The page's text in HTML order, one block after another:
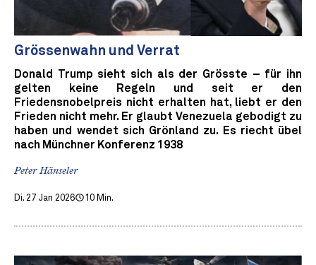
Grössenwahn und Verrat
Donald Trump sieht sich als der Grösste – für ihn
gelten keine Regeln und seit er den
Friedensnobelpreis nicht erhalten hat, liebt er den
Frieden nicht mehr. Er glaubt Venezuela gebodigt zu
haben und wendet sich Grönland zu. Es riecht übel
nach Münchner Konferenz 1938
Peter Hänseler
Di. 27 Jan 2026 10 Min.